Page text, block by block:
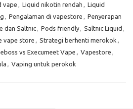
vape , Liquid nikotin rendah , Liquid
, Pengalaman di vapestore , Penyerapan
dan Saltnic, Pods friendly, Saltnic Liquid ,
vape store , Strategi berhenti merokok ,
vs Execumeet Vape , Vapestore ,
, Vaping untuk perokok